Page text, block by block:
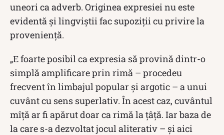
uneori ca adverb. Originea expresiei nu este
evidentă și lingviștii fac supoziții cu privire la
proveniență.
„E foarte posibil ca expresia să provină dintr-o
simplă amplificare prin rimă – procedeu
frecvent în limbajul popular şi argotic – a unui
cuvânt cu sens superlativ. În acest caz, cuvântul
mîţă ar fi apărut doar ca rimă la ţâţă. Iar baza de
la care s-a dezvoltat jocul aliterativ – şi aici